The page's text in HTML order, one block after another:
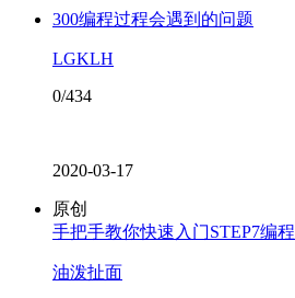
300编程过程会遇到的问题
LGKLH
0/434
2020-03-17
原创
手把手教你快速入门STEP7编程
油泼扯面